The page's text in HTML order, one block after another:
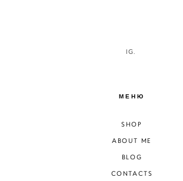
IG.
МЕНЮ
SHOP
ABOUT ME
BLOG
CONTACTS